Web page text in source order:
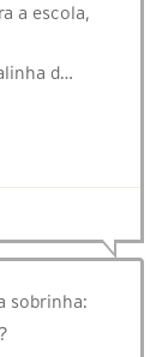
a escola,
d…
sobrinha: